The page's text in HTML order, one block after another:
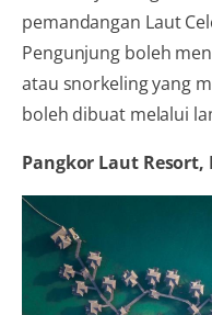
pemandangan Laut
Pengunjung boleh
atau snorkeling yang
boleh dibuat melalui
Pangkor Laut Resort,